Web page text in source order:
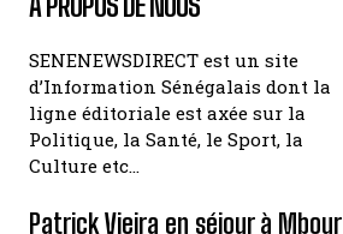
SENENEWSDIRECT est un site
d’Information Sénégalais dont la
ligne éditoriale est axée sur la
Politique, la Santé, le Sport, la
Culture etc…
Patrick Vieira en séjour à Mbour